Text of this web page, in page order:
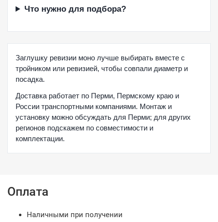
Что нужно для подбора?
Заглушку ревизии моно лучше выбирать вместе с
тройником или ревизией, чтобы совпали диаметр и
посадка.
Доставка работает по Перми, Пермскому краю и
России транспортными компаниями. Монтаж и
установку можно обсуждать для Перми; для других
регионов подскажем по совместимости и
комплектации.
Оплата
Наличными при получении